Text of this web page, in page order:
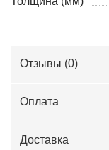
Отзывы (0)
Оплата
Доставка